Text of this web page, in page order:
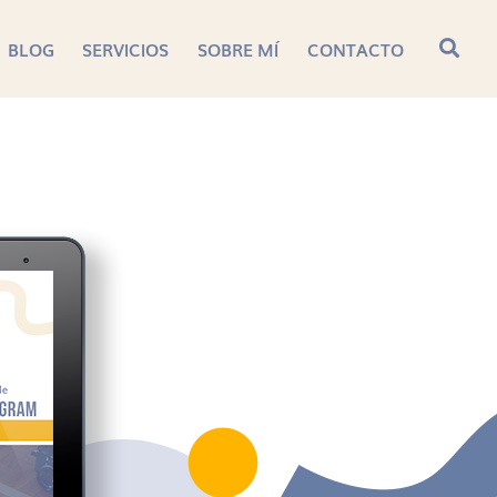
BLOG SERVICIOS SOBRE MÍ CONTACTO